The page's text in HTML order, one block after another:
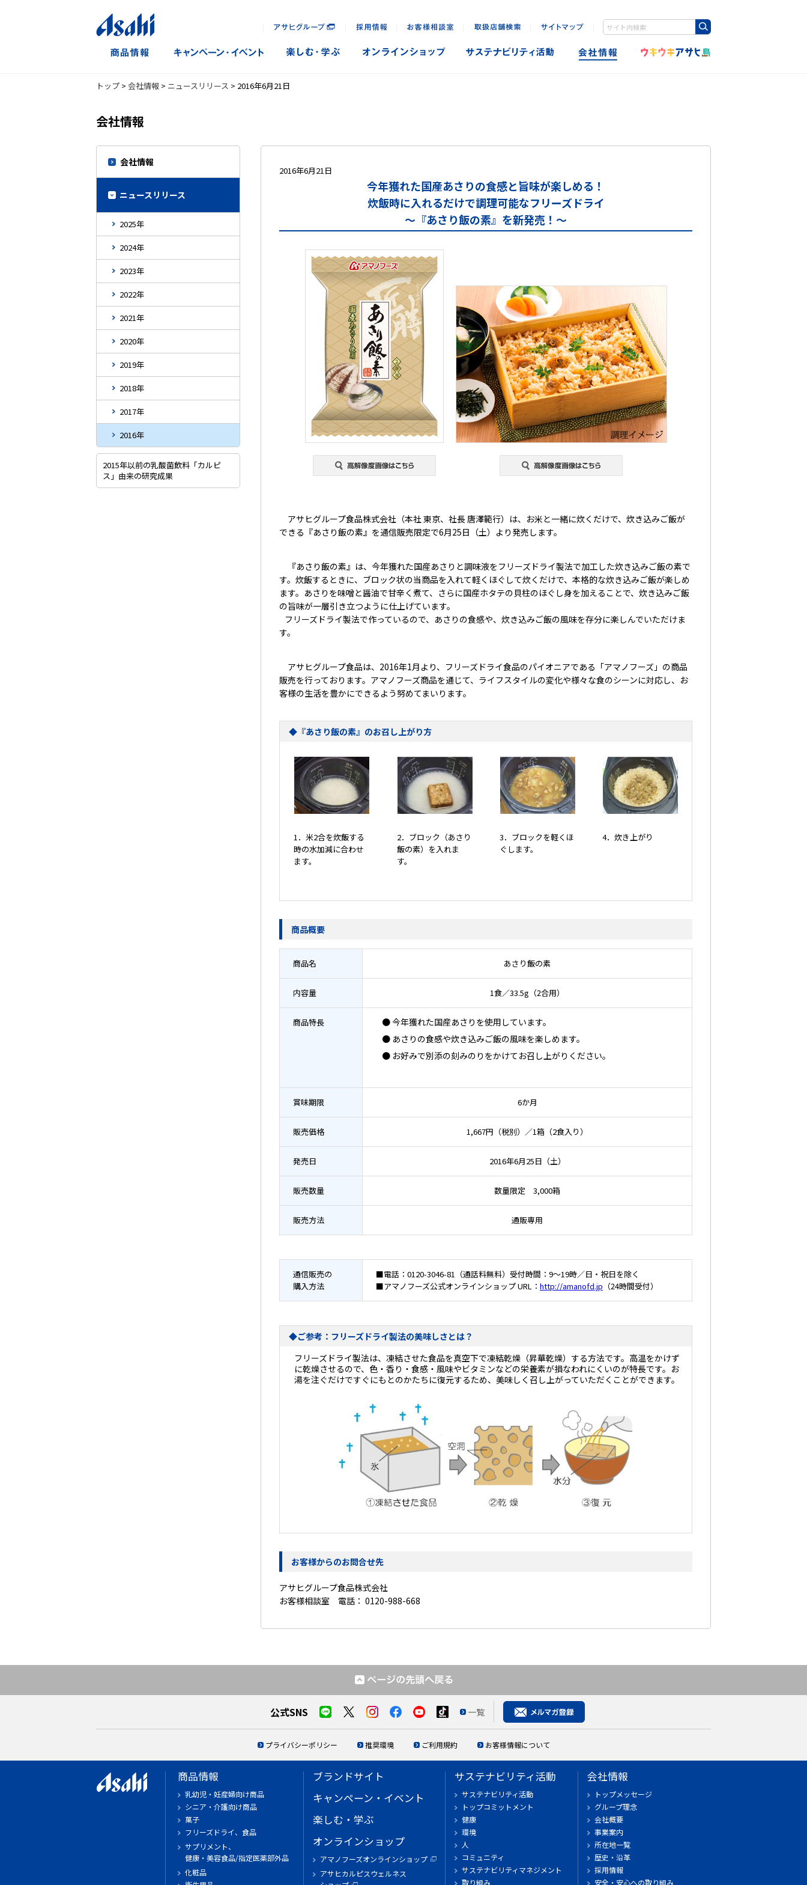
Write your search query here
トップ > 会社情報 > ニュースリリース > 2016年6月21日
会社情報
会社情報
ニュースリリース
2025年
2024年
2023年
2022年
2021年
2020年
2019年
2018年
2017年
2016年
2015年以前の乳酸菌飲料「カルピ
ス」由来の研究成果
2016年6月21日
今年獲れた国産あさりの食感と旨味が楽しめる！
炊飯時に入れるだけで調理可能なフリーズドライ
～『あさり飯の素』を新発売！～
アサヒグループ食品株式会社（本社 東京、社長 唐澤範行）は、お米と一緒に炊くだけで、炊き込みご飯が
できる『あさり飯の素』を通信販売限定で6月25日（土）より発売します。
『あさり飯の素』は、今年獲れた国産あさりと調味液をフリーズドライ製法で加工した炊き込みご飯の素で
す。炊飯するときに、ブロック状の当商品を入れて軽くほぐして炊くだけで、本格的な炊き込みご飯が楽しめ
ます。あさりを味噌と醤油で甘辛く煮て、さらに国産ホタテの貝柱のほぐし身を加えることで、炊き込みご飯
の旨味が一層引き立つように仕上げています。
フリーズドライ製法で作っているので、あさりの食感や、炊き込みご飯の風味を存分に楽しんでいただけま
す。
アサヒグループ食品は、2016年1月より、フリーズドライ食品のパイオニアである「アマノフーズ」の商品
販売を行っております。アマノフーズ商品を通じて、ライフスタイルの変化や様々な食のシーンに対応し、お
客様の生活を豊かにできるよう努めてまいります。
◆『あさり飯の素』のお召し上がり方
1．米2合を炊飯する
時の水加減に合わせ
ます。
2．ブロック（あさり
飯の素）を入れま
す。
3．ブロックを軽くほ
ぐします。
4．炊き上がり
商品概要
商品名 あさり飯の素
内容量 1食／33.5g（2合用）
商品特長
● 今年獲れた国産あさりを使用しています。
● あさりの食感や炊き込みご飯の風味を楽しめます。
● お好みで別添の刻みのりをかけてお召し上がりください。
賞味期限 6か月
販売価格 1,667円（税別）／1箱（2食入り）
発売日 2016年6月25日（土）
販売数量 数量限定 3,000箱
販売方法 通販専用
通信販売の
購入方法
■電話： 0120-3046-81 （通話料無料）受付時間：9～19時／日・祝日を除く
■アマノフーズ公式オンラインショップ URL： http://amanofd.jp （24時間受付）
◆ご参考：フリーズドライ製法の美味しさとは？
フリーズドライ製法は、凍結させた食品を真空下で凍結乾燥（昇華乾燥）する方法です。高温をかけず
に乾燥させるので、色・香り・食感・風味やビタミンなどの栄養素が損なわれにくいのが特長です。お
湯を注ぐだけですぐにもとのかたちに復元するため、美味しく召し上がっていただくことができます。
お客様からのお問合せ先
アサヒグループ食品株式会社
お客様相談室 電話： 0120-988-668
公式SNS 一覧
プライバシーポリシー 推奨環境 ご利用規約 お客様情報について
商品情報
乳幼児・妊産婦向け商品
シニア・介護向け商品
菓子
フリーズドライ、食品
サプリメント、
健康・美容食品/指定医薬部外品
化粧品
ブランドサイト
キャンペーン・イベント
楽しむ・学ぶ
オンラインショップ
アマノフーズオンラインショップ
アサヒカルピスウェルネス
サステナビリティ活動
サステナビリティ活動
トップコミットメント
健康
環境
人
コミュニティ
サステナビリティマネジメント
取り組み
会社情報
トップメッセージ
グループ理念
会社概要
事業案内
所在地一覧
歴史・沿革
採用情報
安全・安心への取り組み